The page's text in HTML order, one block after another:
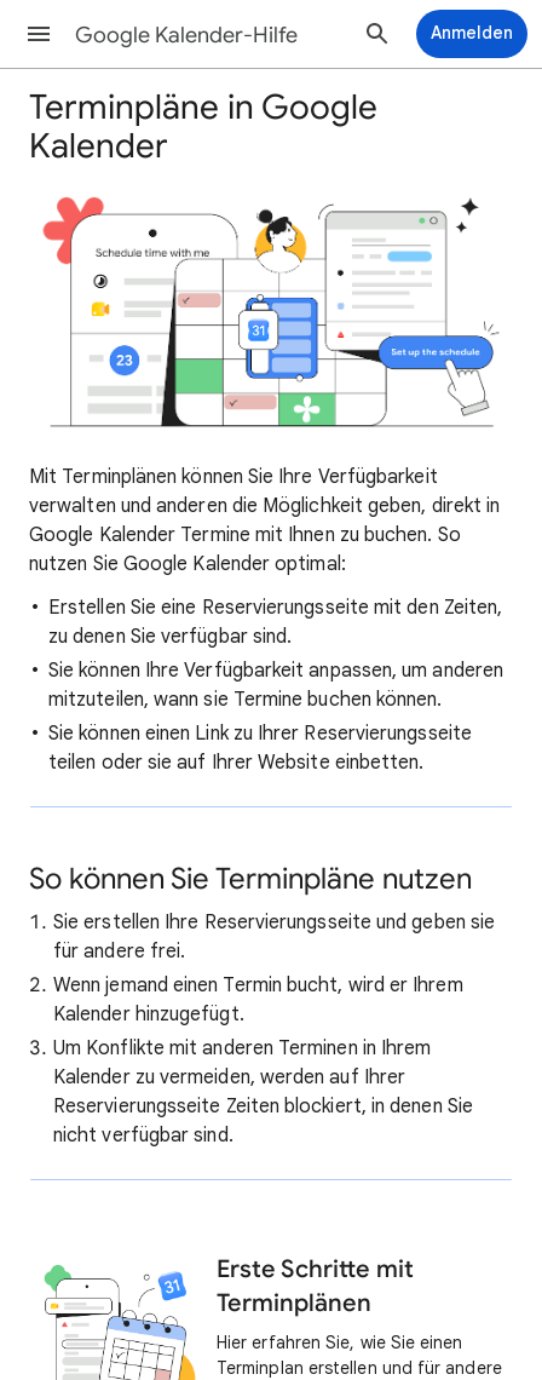
Google Kalender-Hilfe Anmelden
Terminpläne in Google
Kalender
Mit Terminplänen können Sie Ihre Verfügbarkeit
verwalten und anderen die Möglichkeit geben, direkt in
Google Kalender Termine mit Ihnen zu buchen. So
nutzen Sie Google Kalender optimal:
Erstellen Sie eine Reservierungsseite mit den Zeiten,
zu denen Sie verfügbar sind.
Sie können Ihre Verfügbarkeit anpassen, um anderen
mitzuteilen, wann sie Termine buchen können.
Sie können einen Link zu Ihrer Reservierungsseite
teilen oder sie auf Ihrer Website einbetten.
So können Sie Terminpläne nutzen
Sie erstellen Ihre Reservierungsseite und geben sie
für andere frei.
Wenn jemand einen Termin bucht, wird er Ihrem
Kalender hinzugefügt.
Um Konflikte mit anderen Terminen in Ihrem
Kalender zu vermeiden, werden auf Ihrer
Reservierungsseite Zeiten blockiert, in denen Sie
nicht verfügbar sind.
Erste Schritte mit
Terminplänen
Hier erfahren Sie, wie Sie einen
Terminplan erstellen und für andere